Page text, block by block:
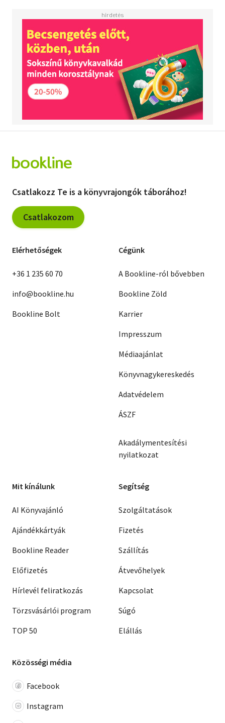
Csatlakozz Te is a könyvrajongók táborához!
Csatlakozom
Elérhetőségek
+36 1 235 60 70
info@bookline.hu
Bookline Bolt
Cégünk
A Bookline-ról bővebben
Bookline Zöld
Karrier
Impresszum
Médiaajánlat
Könyvnagykereskedés
Adatvédelem
ÁSZF
Akadálymentesítési
nyilatkozat
Mit kínálunk
AI Könyvajánló
Ajándékkártyák
Bookline Reader
Előfizetés
Hírlevél feliratkozás
Törzsvásárlói program
TOP 50
Segítség
Szolgáltatások
Fizetés
Szállítás
Átvevőhelyek
Kapcsolat
Súgó
Elállás
Közösségi média
Facebook
Instagram